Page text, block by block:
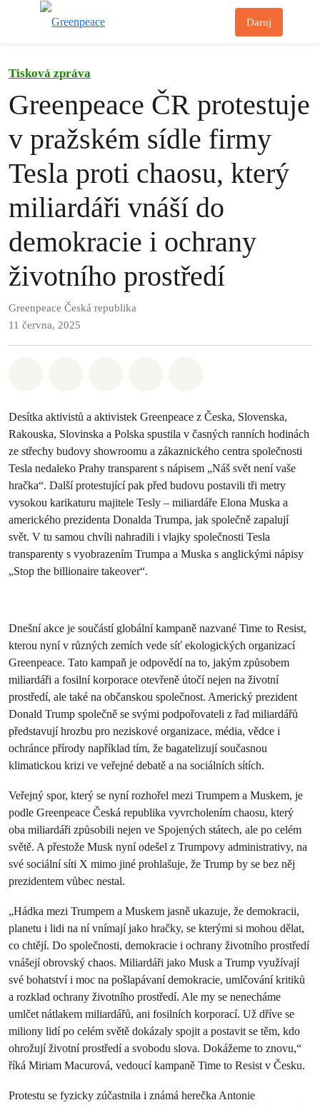
Daruj
Tisková zpráva
Greenpeace ČR protestuje
v pražském sídle firmy
Tesla proti chaosu, který
miliardáři vnáší do
demokracie i ochrany
životního prostředí
Greenpeace Česká republika
11 června, 2025
Desítka aktivistů a aktivistek Greenpeace z Česka, Slovenska,
Rakouska, Slovinska a Polska spustila v časných ranních hodinách
ze střechy budovy showroomu a zákaznického centra společnosti
Tesla nedaleko Prahy transparent s nápisem „Náš svět není vaše
hračka“. Další protestující pak před budovu postavili tři metry
vysokou karikaturu majitele Tesly – miliardáře Elona Muska a
amerického prezidenta Donalda Trumpa, jak společně zapalují
svět. V tu samou chvíli nahradili i vlajky společnosti Tesla
transparenty s vyobrazením Trumpa a Muska s anglickými nápisy
„Stop the billionaire takeover“.
Dnešní akce je součástí globální kampaně nazvané Time to Resist,
kterou nyní v různých zemích vede síť ekologických organizací
Greenpeace. Tato kampaň je odpovědí na to, jakým způsobem
miliardáři a fosilní korporace otevřeně útočí nejen na životní
prostředí, ale také na občanskou společnost. Americký prezident
Donald Trump společně se svými podpořovateli z řad miliardářů
představují hrozbu pro neziskové organizace, média, vědce i
ochránce přírody například tím, že bagatelizují současnou
klimatickou krizi ve veřejné debatě a na sociálních sítích.
Veřejný spor, který se nyní rozhořel mezi Trumpem a Muskem, je
podle Greenpeace Česká republika vyvrcholením chaosu, který
oba miliardáři způsobili nejen ve Spojených státech, ale po celém
světě. A přestože Musk nyní odešel z Trumpovy administrativy, na
své sociální síti X mimo jiné prohlašuje, že Trump by se bez něj
prezidentem vůbec nestal.
„Hádka mezi Trumpem a Muskem jasně ukazuje, že demokracii,
planetu i lidi na ní vnímají jako hračky, se kterými si mohou dělat,
co chtějí. Do společnosti, demokracie i ochrany životního prostředí
vnášejí obrovský chaos. Miliardáři jako Musk a Trump využívají
své bohatství i moc na pošlapávaní demokracie, umlčování kritiků
a rozklad ochrany životního prostředí. Ale my se nenecháme
umlčet nátlakem miliardářů, ani fosilních korporací. Už dříve se
miliony lidí po celém světě dokázaly spojit a postavit se těm, kdo
ohrožují životní prostředí a svobodu slova. ​​​​​Dokážeme to znovu,“
říká Miriam Macurová, vedoucí kampaně Time to Resist v Česku.
Protestu se fyzicky zúčastnila i známá herečka Antonie